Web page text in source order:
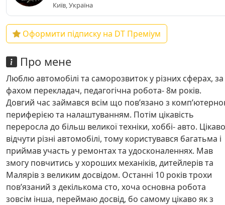
Київ, Україна
Оформити підписку на DT Преміум
Про мене
Люблю автомобілі та саморозвиток у різних сферах, за
фахом перекладач, педагогічна робота- 8м років.
Довгий час займався всім що повʼязано з
периферією та налаштуванням. Потім цікавість
переросла до більш великої техніки, хоббі- авто. Цікаво
відчути різні автомобілі, тому користувався багатьма і
приймав участь у ремонтах та удосконаленнях. Мав
змогу повчитись у хороших механіків, дитейлерів та
Малярів з великим досвідом. Останні 10 років трохи
повʼязаний з декількома сто, хоча основна робота
зовсім інша, переймаю досвід, бо самому цікаво як з